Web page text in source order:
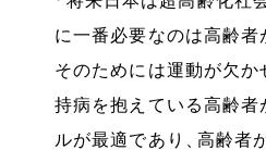
に一番必要なのは高齢者
そのためには運動が欠か
持病を抱えている高齢者
ルが最適であり
、高齢者